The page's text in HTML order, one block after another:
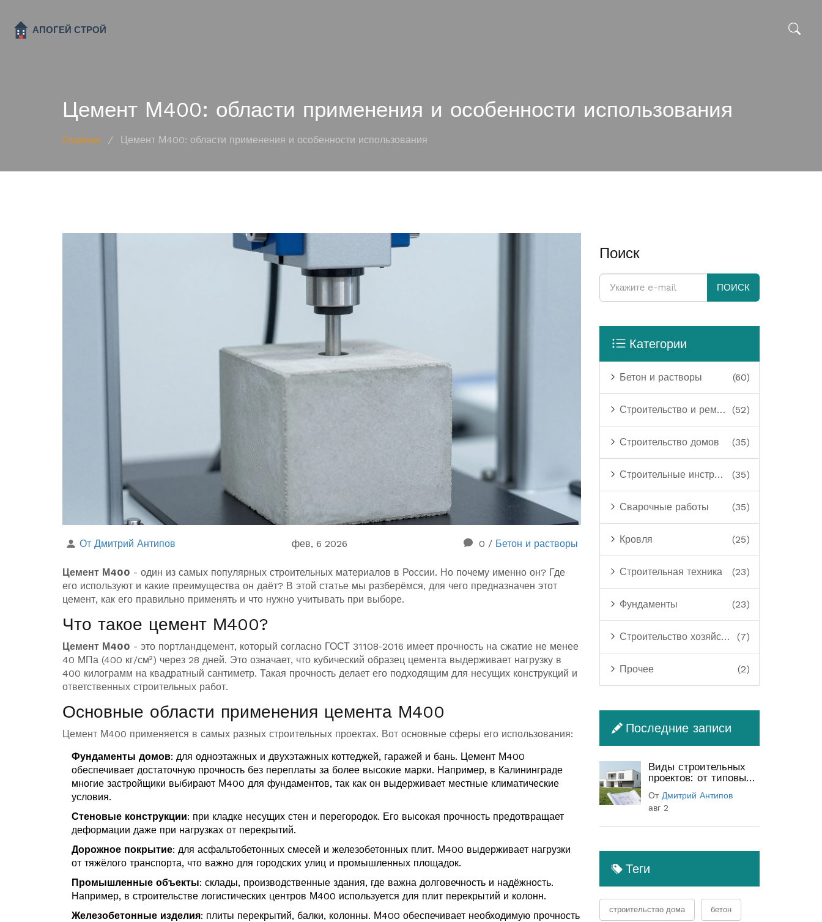
Цемент М400: области применения и особенности использования
Главная / Цемент М400: области применения и особенности использования
От Дмитрий Антипов фев, 6 2026 0 / Бетон и растворы
Цемент М400 - один из самых популярных строительных материалов в России. Но почему именно он? Где
его используют и какие преимущества он даёт? В этой статье мы разберёмся, для чего предназначен этот
цемент, как его правильно применять и что нужно учитывать при выборе.
Что такое цемент М400?
Цемент М400 - это портландцемент, который согласно ГОСТ 31108-2016 имеет прочность на сжатие не менее
40 МПа (400 кг/см²) через 28 дней. Это означает, что кубический образец цемента выдерживает нагрузку в
400 килограмм на квадратный сантиметр. Такая прочность делает его подходящим для несущих конструкций и
ответственных строительных работ.
Основные области применения цемента М400
Цемент М400 применяется в самых разных строительных проектах. Вот основные сферы его использования:
Фундаменты домов: для одноэтажных и двухэтажных коттеджей, гаражей и бань. Цемент М400
обеспечивает достаточную прочность без переплаты за более высокие марки. Например, в Калининграде
многие застройщики выбирают М400 для фундаментов, так как он выдерживает местные климатические
условия.
Стеновые конструкции: при кладке несущих стен и перегородок. Его высокая прочность предотвращает
деформации даже при нагрузках от перекрытий.
Дорожное покрытие: для асфальтобетонных смесей и железобетонных плит. М400 выдерживает нагрузки
от тяжёлого транспорта, что важно для городских улиц и промышленных площадок.
Промышленные объекты: склады, производственные здания, где важна долговечность и надёжность.
Например, в строительстве логистических центров М400 используется для плит перекрытий и колонн.
Железобетонные изделия: плиты перекрытий, балки, колонны. М400 обеспечивает необходимую прочность
Поиск
ПОИСК
Категории
Бетон и растворы (60)
Строительство и ремонт (52)
Строительство домов (35)
Строительные инструменты (35)
Сварочные работы (35)
Кровля (25)
Строительная техника (23)
Фундаменты (23)
Строительство хозяйственных построек (7)
Прочее (2)
Последние записи
Виды строительных
проектов: от типовых
(полный гид)
От Дмитрий Антипов
авг 2
Теги
строительство дома бетон